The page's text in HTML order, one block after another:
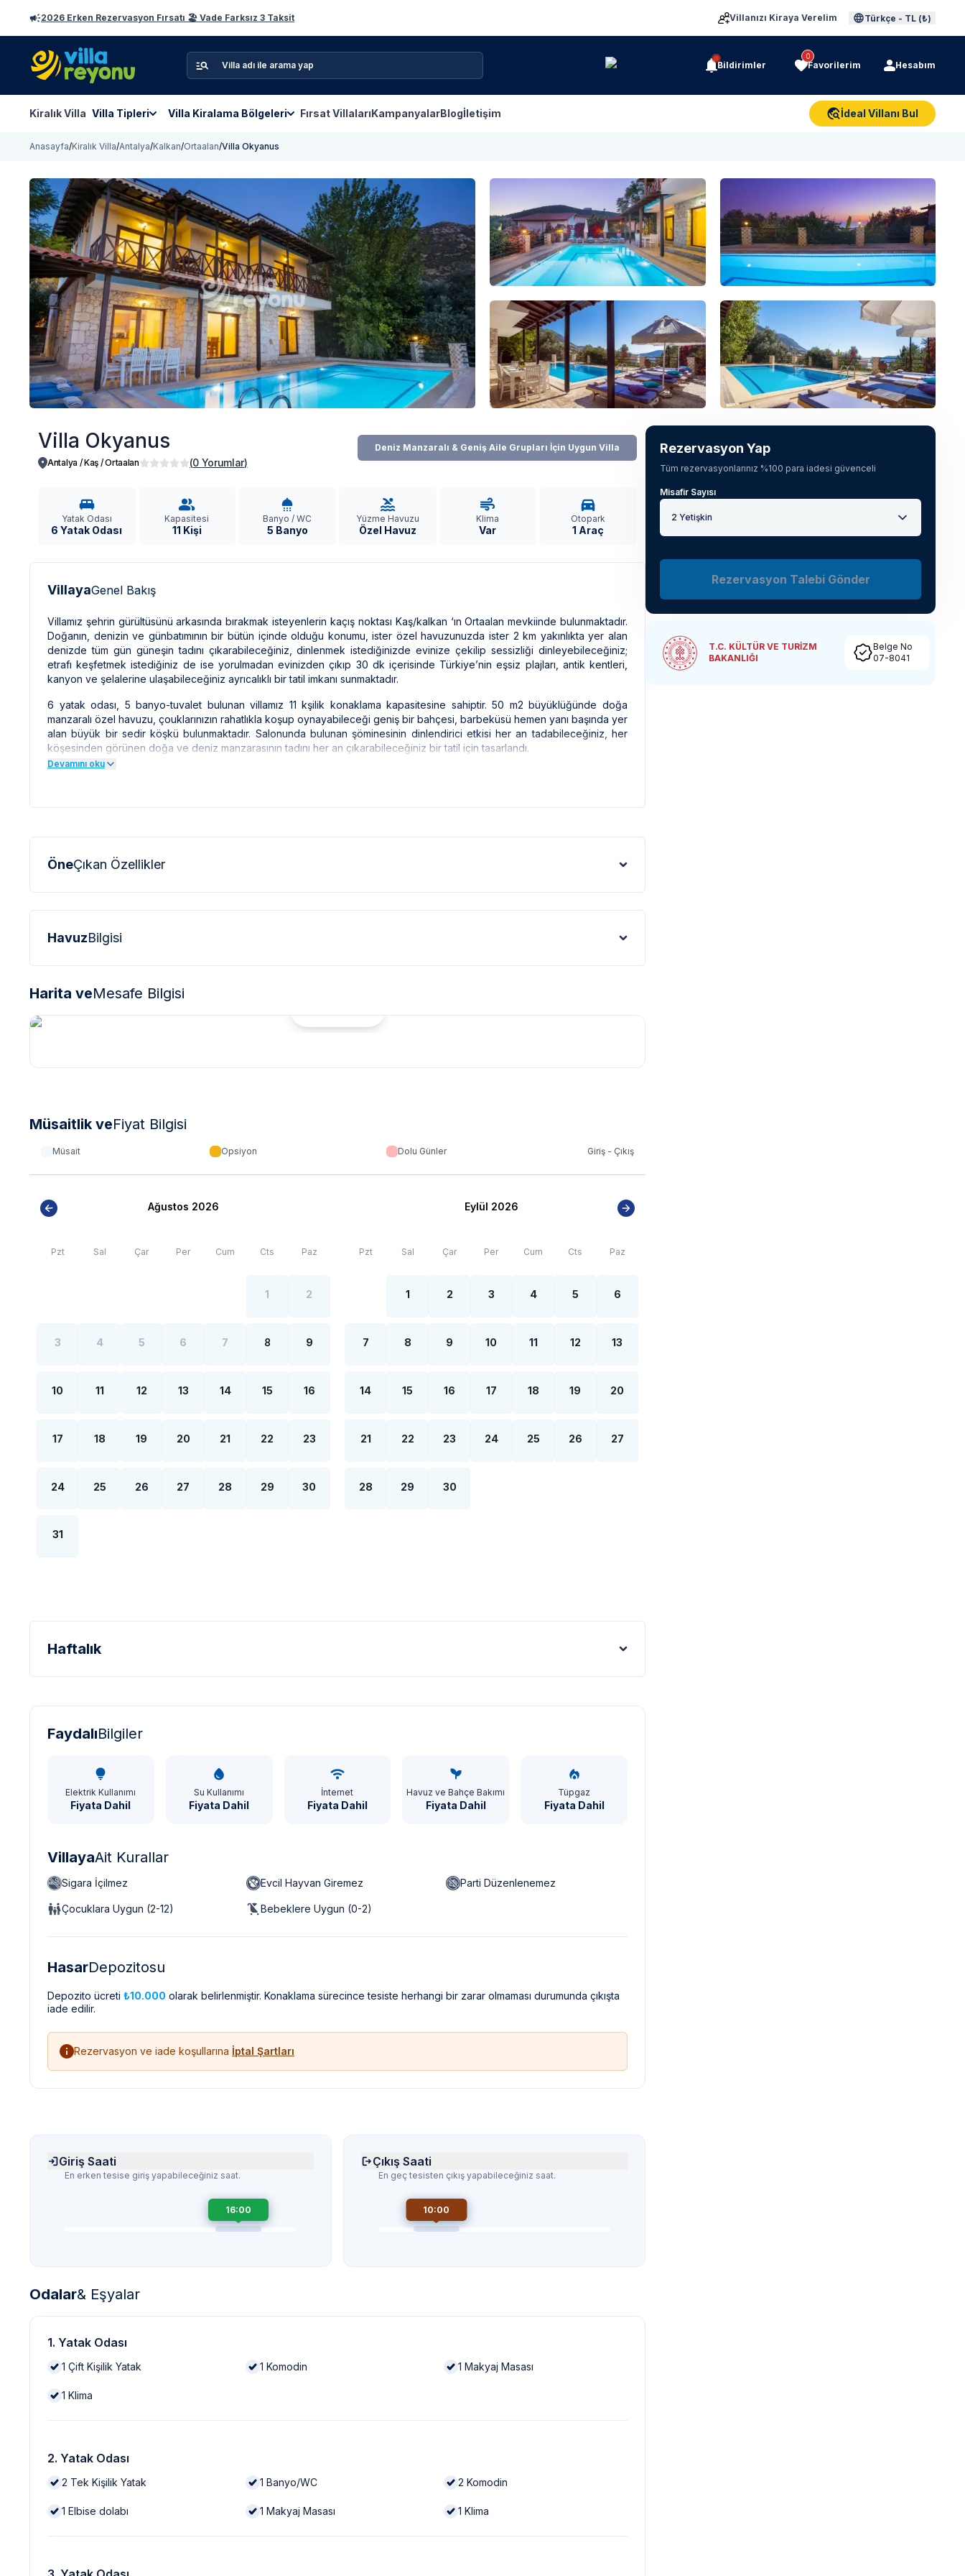
2026 Erken Rezervasyon Fırsatı 🏖️ Vade Farksız 3 Taksit Villanızı Kiraya Verelim Türkçe - TL (₺)
Bildirimler
0
Favorilerim Hesabım
Kiralık Villa Villa Tipleri Villa Kiralama Bölgeleri Fırsat VillalarıKampanyalarBlogİletişim İdeal Villanı Bul
Anasayfa/Kiralık Villa/Antalya/Kalkan/Ortaalan/Villa Okyanus
Tüm fotoğrafları gör
Villa Okyanus
Antalya / Kaş /Ortaalan (0 Yorumlar)
Deniz Manzaralı & Geniş Aile Grupları İçin Uygun Villa
Yatak Odası
6 Yatak Odası
Kapasitesi
11 Kişi
Banyo / WC
5 Banyo
Yüzme Havuzu
Özel Havuz
Klima
Var
Otopark
1 Araç
VillayaGenel Bakış
Villamız şehrin gürültüsünü arkasında bırakmak isteyenlerin kaçış noktası Kaş/kalkan ‘ın Ortaalan mevkiinde bulunmaktadır.
Doğanın, denizin ve günbatımının bir bütün içinde olduğu konumu, ister özel havuzunuzda ister 2 km yakınlıkta yer alan
denizde tüm gün güneşin tadını çıkarabileceğiniz, dinlenmek istediğinizde evinize çekilip sessizliği dinleyebileceğiniz;
etrafı keşfetmek istediğiniz de ise yorulmadan evinizden çıkıp 30 dk içerisinde Türkiye’nin eşsiz plajları, antik kentleri,
kanyon ve şelalerine ulaşabileceğiniz ayrıcalıklı bir tatil imkanı sunmaktadır.
6 yatak odası, 5 banyo-tuvalet bulunan villamız 11 kşilik konaklama kapasitesine sahiptir. 50 m2 büyüklüğünde doğa
manzaralı özel havuzu, çouklarınızın rahatlıkla koşup oynayabileceği geniş bir bahçesi, barbeküsü hemen yanı başında yer
alan büyük bir sedir köşkü bulunmaktadır. Salonunda bulunan şöminesinin dinlendirici etkisi her an tadabileceğiniz, her
köşesinden görünen doğa ve deniz manzarasının tadını her an çıkarabileceğiniz bir tatil için tasarlandı.
profesyonel fotoğraf makinaları ile çekilmektedir. Bu nedenle resimler üzerinde yer alan objeler gerçeğinden daha büyük
olarak görülebilmektedir.
Bu villalarımıza ulaşmak için yokuş yukarı çıkılması gerekmektedir. Bazı villalarımızın ise yolu stabilize(toprak)
olsa internet, elektrik ve su kesintileri yaşanabilmektedir.
Devamını oku
ÖneÇıkan Özellikler
HavuzBilgisi
Harita veMesafe Bilgisi
Müsaitlik veFiyat Bilgisi
Müsait Opsiyon Dolu Günler Giriş - Çıkış
Ağustos 2026
Pzt Sal Çar Per Cum Cts Paz
1 2
3 4 5 6 7 8 9
10 11 12 13 14 15 16
17 18 19 20 21 22 23
24 25 26 27 28 29 30
31
Eylül 2026
Pzt Sal Çar Per Cum Cts Paz
1 2 3 4 5 6
7 8 9 10 11 12 13
14 15 16 17 18 19 20
21 22 23 24 25 26 27
28 29 30
Haftalık
FaydalıBilgiler
Elektrik Kullanımı
Fiyata Dahil
Su Kullanımı
Fiyata Dahil
İnternet
Fiyata Dahil
Havuz ve Bahçe Bakımı
Fiyata Dahil
Tüpgaz
Fiyata Dahil
VillayaAit Kurallar
Sigara İçilmez Evcil Hayvan Giremez Parti Düzenlenemez
Çocuklara Uygun (2-12) Bebeklere Uygun (0-2)
HasarDepozitosu
Depozito ücreti ₺10.000 olarak belirlenmiştir. Konaklama sürecince tesiste herhangi bir zarar olmaması durumunda çıkışta
iade edilir.
Rezervasyon ve iade koşullarına İptal Şartları
Giriş Saati
En erken tesise giriş yapabileceğiniz saat.
16:00
Çıkış Saati
En geç tesisten çıkış yapabileceğiniz saat.
10:00
Odalar& Eşyalar
1. Yatak Odası
1 Çift Kişilik Yatak 1 Komodin 1 Makyaj Masası
1 Klima
2. Yatak Odası
2 Tek Kişilik Yatak 1 Banyo/WC 2 Komodin
1 Elbise dolabı 1 Makyaj Masası 1 Klima
Rezervasyon Yap
Tüm rezervasyonlarınız %100 para iadesi güvenceli
Misafir Sayısı
2 Yetişkin
Rezervasyon Talebi Gönder
T.C. KÜLTÜR VE TURİZM
BAKANLIĞI
Belge No
07-8041